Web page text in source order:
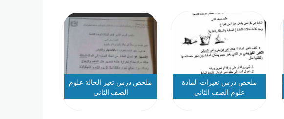
ملخص درس تغيرات المادة
علوم الصف الثاني
ملخص درس تغير الحالة علوم
الصف الثاني